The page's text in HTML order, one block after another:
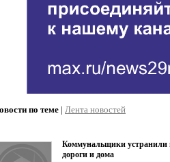
по теме | Лента новостей
Коммунальщики устранили
дороги и дома